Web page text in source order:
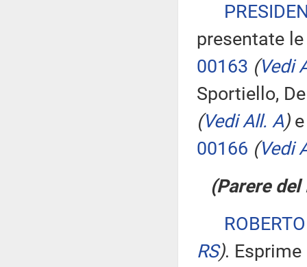
presentate
00163 (Vedi
Sportiello,
(Vedi All. A)e
00166 (Vedi
(Parere
RS).